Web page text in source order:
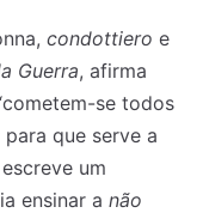
condottiero e
Guerra, afirma
se todos
que serve a
um
ensinar a não